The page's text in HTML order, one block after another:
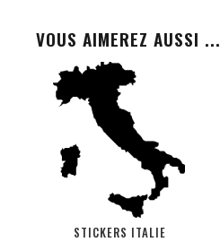
VOUS AIMEREZ AUSSI ...
STICKERS ITALIE
PERSONNALISER